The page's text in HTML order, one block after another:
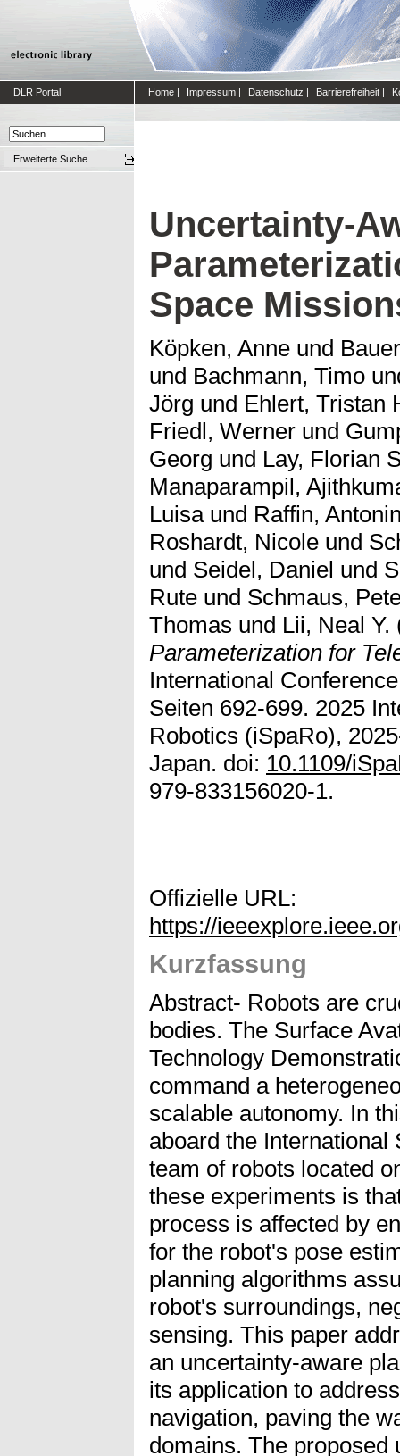
DLR Portal Home | Impressum | Datenschutz | Barrierefreiheit |
Erweiterte Suche
Uncertainty-
Space
Köpken, Anne und
und Bachmann, Timo
Jörg und Ehlert, Tristan
Friedl, Werner und
Georg und Lay, Florian
Manaparampil,
Luisaund Raffin,
Roshardt, Nicole und
und Seidel, Daniel und
Rute und Schmaus,
Thomas und Lii, Neal Y.
Parameterization for
International
Seiten 692-699. 2025
Robotics (iSpaRo),
Japan. doi: 10.1109/
979-833156020-1.
Offizielle URL:
https://
Kurzfassung
Abstract- Robots are
bodies. The Surface
Technology
command a
scalable autonomy. In
aboard the
team of robots located
these experiments is
process is affected by
for the robot's pose
planning algorithms
robot's surroundings,
sensing. This paper
an uncertainty-aware
its application to
navigation, paving the
domains. The proposed